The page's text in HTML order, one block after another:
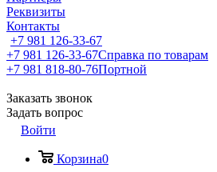
Реквизиты
Контакты
+7 981 126-33-67
+7 981 126-33-67Справка по товарам
+7 981 818-80-76Портной
Заказать звонок
Задать вопрос
Войти
Корзина0